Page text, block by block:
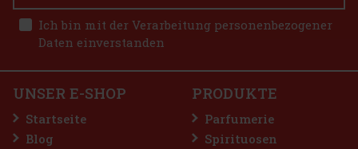
Bestellen
Dose 64 g
jedem Kauen für lang anhaltende
Dose enthält 46 Stück und
Sie sie immer griffbereit –
Ich bin mit der Verarbeitung personenbezogener
Daten einverstanden
UNSER E-SHOP
Startseite
Blog
PRODUKTE
Parfumerie
Spirituosen